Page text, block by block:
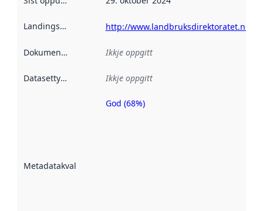
Landingsside http://www.landbruksdirektoratet.no/
Dokumentasjon Ikkje oppgitt
Datasettype Ikkje oppgitt
Metadatakvalitet
Metadatakvalitet
God (68%)